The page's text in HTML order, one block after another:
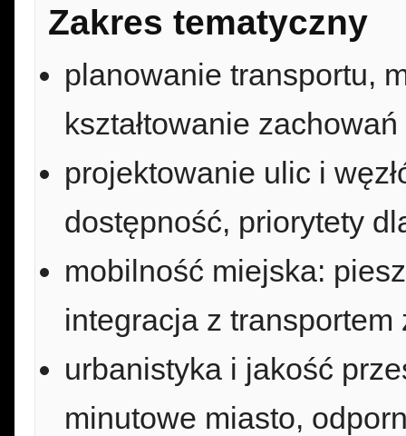
Zakres tematyczny
planowanie transportu,
kształtowanie
projektowanie ulic i
dostępność, priorytety
mobilność miejska:
integracja z transportem
urbanistyka i jakość
minutowe miasto,